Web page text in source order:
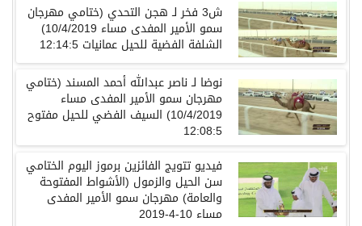
ش3 فخر لـ هجن التحدي (ختامي مهرجان
سمو الأمير المفدى مساء 10/4/2019)
الشلفة الفضية للحيل عمانيات 12:14:5
نوضا لـ ناصر عبدالله أحمد المسند (ختامي
مهرجان سمو الأمير المفدى مساء
10/4/2019) السيف الفضي للحيل مفتوح
12:08:5
فيديو تتويج الفائزين برموز اليوم الختامي
سن الحيل والزمول (الأشواط المفتوحة
والعامة) مهرجان سمو الأمير المفدى
مساء 10-4-2019